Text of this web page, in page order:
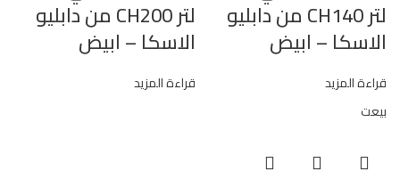
لتر CH140 من دابليو
الاسكا – ابيض
قراءة المزيد
لتر CH200 من دابليو
الاسكا – ابيض
قراءة المزيد
بيعت